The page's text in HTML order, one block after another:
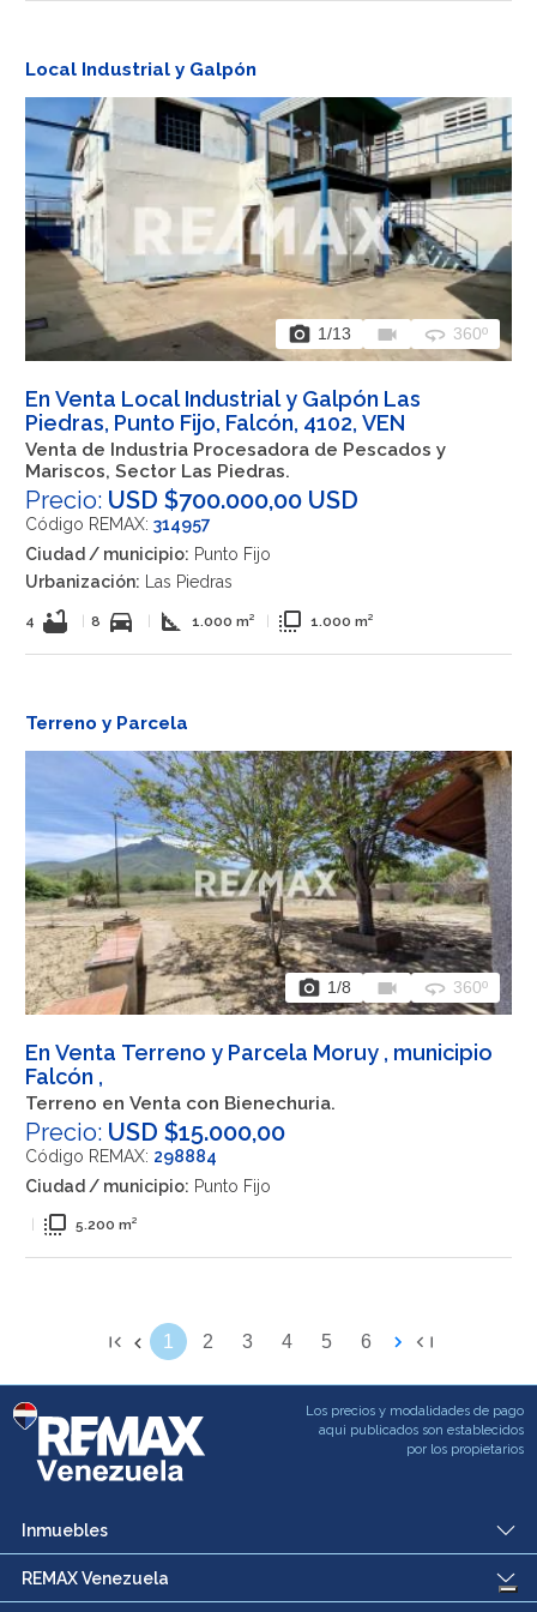
Local Industrial y Galpón
photo_camera 1/13 videocam 360 360º
En Venta Local Industrial y Galpón Las
Piedras, Punto Fijo, Falcón, 4102, VEN
Venta de Industria Procesadora de Pescados y
Mariscos, Sector Las Piedras.
Precio: USD $700.000,00 USD
Código REMAX: 314957
Ciudad / municipio: Punto Fijo
Urbanización: Las Piedras
4 bathtub 8 directions_car square_foot 1.000 m² flip_to_front 1.000 m²
Terreno y Parcela
photo_camera 1/8 videocam 360 360º
En Venta Terreno y Parcela Moruy , municipio
Falcón ,
Terreno en Venta con Bienechuria.
Precio: USD $15.000,00
Código REMAX: 298884
Ciudad / municipio: Punto Fijo
flip_to_front 5.200 m²
1 2 3 4 5 6
Los precios y modalidades de pago
aqui publicados son establecidos
por los propietarios
Inmuebles
REMAX Venezuela